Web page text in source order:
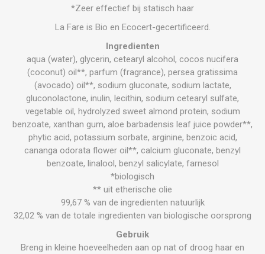
*Zeer effectief bij statisch haar
La Fare is Bio en Ecocert-gecertificeerd.
Ingredienten
aqua (water), glycerin, cetearyl alcohol, cocos nucifera
(coconut) oil**, parfum (fragrance), persea gratissima
(avocado) oil**, sodium gluconate, sodium lactate,
gluconolactone, inulin, lecithin, sodium cetearyl sulfate,
vegetable oil, hydrolyzed sweet almond protein, sodium
benzoate, xanthan gum, aloe barbadensis leaf juice powder**,
phytic acid, potassium sorbate, arginine, benzoic acid,
cananga odorata flower oil**, calcium gluconate, benzyl
benzoate, linalool, benzyl salicylate, farnesol
*biologisch
** uit etherische olie
99,67 % van de ingredienten natuurlijk
32,02 % van de totale ingredienten van biologische oorsprong
Gebruik
Breng in kleine hoeveelheden aan op nat of droog haar en